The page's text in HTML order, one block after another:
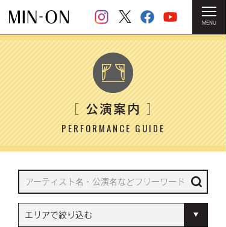
MENU
HOME ＞ 公演案内
［公演案内］
PERFORMANCE GUIDE